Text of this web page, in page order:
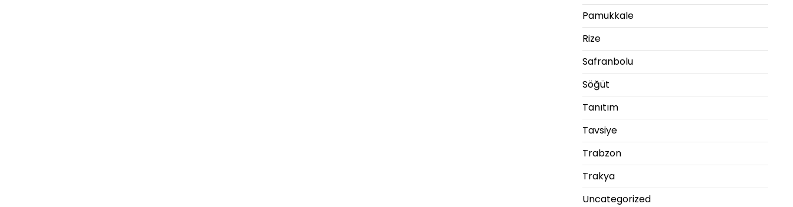
Pamukkale
Rize
Safranbolu
Söğüt
Tanıtım
Tavsiye
Trabzon
Trakya
Uncategorized